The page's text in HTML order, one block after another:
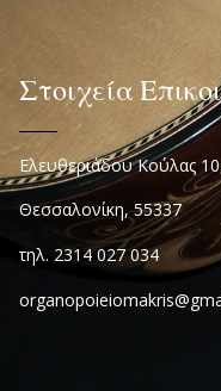
Στοιχεία
Ελευθεριάδου Κούλας
Θεσσαλονίκη, 55337
τηλ. 2314 027 034